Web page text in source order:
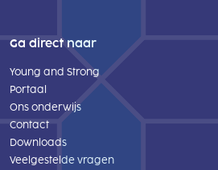
Ga direct naar
Young and Strong
Portaal
Ons onderwijs
Contact
Downloads
Veelgestelde vragen